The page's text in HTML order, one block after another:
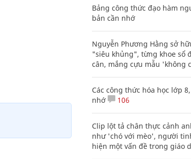
Bảng công thức đạo hàm
bản cần nhớ
Nguyễn Phương Hằng sở
"siêu khủng", từng khoe sổ
cân, mắng cựu mẫu 'không
Các công thức hóa học lớp
nhớ
106
Clip lột tả chân thực cảnh
như 'chó với mèo', người
hiện một vấn đề trong giáo